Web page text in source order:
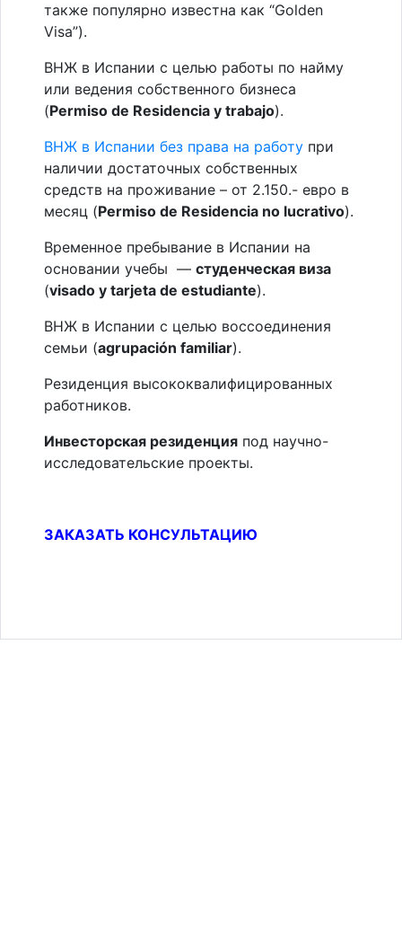
также популярно известна как “Golden
Visa”).
ВНЖ в Испании с целью работы по найму
или ведения собственного бизнеса
(Permiso de Residencia y trabajo).
ВНЖ в Испании без права на работу при
наличии достаточных собственных
средств на проживание – от 2.150.- евро в
месяц (Permiso de Residencia no lucrativo).
Временное пребывание в Испании на
основании учебы — студенческая виза
(visado y tarjeta de estudiante).
ВНЖ в Испании с целью воссоединения
семьи (agrupación familiar).
Резиденция высококвалифицированных
работников.
Инвесторская резиденция под научно-
исследовательские проекты.
ЗАКАЗАТЬ КОНСУЛЬТАЦИЮ